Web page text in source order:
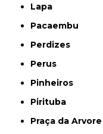
Lapa
Pacaembu
Perdizes
Perus
Pinheiros
Pirituba
Praça da Arvore